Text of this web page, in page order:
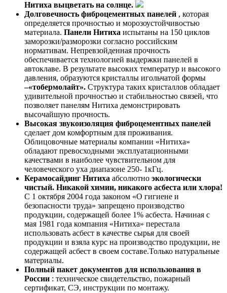
Нитиха выцветать на солнце.
Долговечность фиброцементных панелей , которая
определяется прочностью и морозоустойчивостью
материала. Панели Нитиха испытаны на 150 циклов
заморозки/разморозки согласно российским
нормативам. Непревзойденная прочность
обеспечивается технологией выдержки панелей в
автоклаве. В результате высоких температур и высокого
давления, образуются кристаллы игольчатой формы
–«тобермолайт». Структура таких кристаллов обладает
удивительной прочностью и стабильностью связей, что
позволяет панелям Нитиха демонстрировать
высочайшую прочность.
Высокая звукоизоляция фиброцементных панелей
сделает дом комфортным для проживания.
Облицовочные материалы компании «Нитиха»
обладают превосходными эксплуатационными
качествами в наиболее чувствительном для
человеческого уха диапазоне 250- 1кГц.
Керамосайдинг Нитиха абсолютно экологически
чистый. Никакой химии, никакого асбеста или хлора!
С 1 октября 2004 года законом «О гигиене и
безопасности труда» запрещено производство
продукции, содержащей более 1% асбеста. Начиная с
мая 1981 года компания «Нитиха» перестала
использовать асбест в качестве сырья для своей
продукции и взяла курс на производство продукции, не
содержащей асбест в своем составе.Только натуральные
материалы.
Полный пакет документов для использования в
России : техническое свидетельство, пожарный
сертификат, СЭ, инструкции по монтажу.